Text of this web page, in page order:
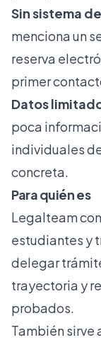
Sin sistema
menciona un
reserva
primer
Datos
poca
individuales
concreta.
Para quién es
Legalteam
estudiantes y
delegar
trayectoria y
probados.
También sirve